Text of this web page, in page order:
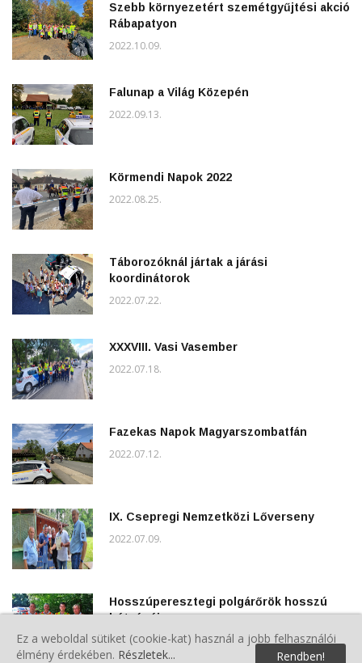
Szebb környezetért szemétgyűjtési akció
Rábapatyon
2022.10.09.
Falunap a Világ Közepén
2022.09.13.
Körmendi Napok 2022
2022.08.25.
Táborozóknál jártak a járási
koordinátorok
2022.07.22.
XXXVIII. Vasi Vasember
2022.07.18.
Fazekas Napok Magyarszombatfán
2022.07.12.
IX. Csepregi Nemzetközi Lőverseny
2022.07.09.
Hosszúperesztegi polgárőrök hosszú
hétvégéje
2022.07.03.
Ez a weboldal sütiket (cookie-kat) használ a jobb felhasználói
élmény érdekében. Részletek... Rendben!